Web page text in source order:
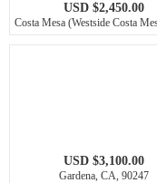
USD $2,450.00
USD $3,100.00
Gardena, CA, 90247